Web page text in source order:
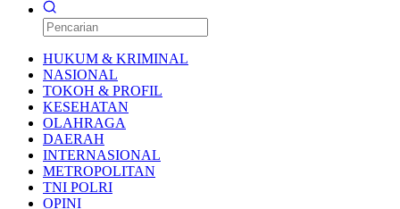
HUKUM & KRIMINAL
NASIONAL
TOKOH & PROFIL
KESEHATAN
OLAHRAGA
DAERAH
INTERNASIONAL
METROPOLITAN
TNI POLRI
OPINI